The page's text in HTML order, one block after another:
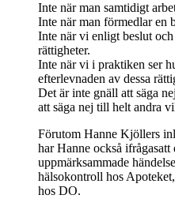
Inte när man samtidigt
Inte när man förmedlar en
Inte när vi enligt beslut
rättigheter.
Inte när vi i praktiken ser
efterlevnaden av dessa
Det är inte gnäll att säga
att säga nej till helt andra
Förutom Hanne Kjöllers
har Hanne också
uppmärksammade
hälsokontroll hos
hos DO.